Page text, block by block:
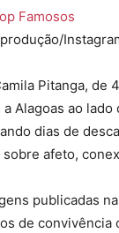
Famosos
Pitanga, de
Alagoas ao
dias de
afeto,
publicadas
de convivência